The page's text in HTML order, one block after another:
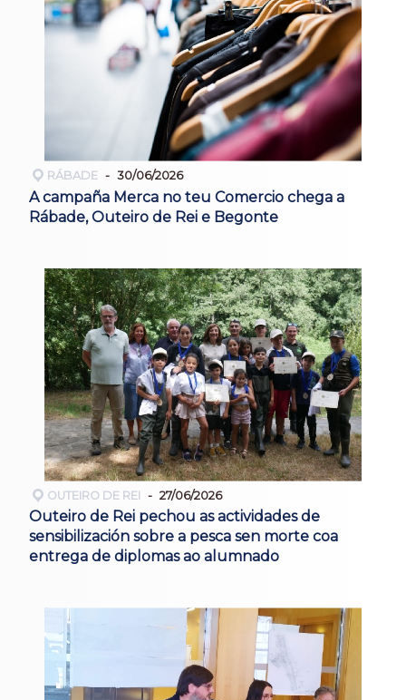
RÁBADE 30/06/2026
A campaña Merca no teu Comercio chega a
Rábade, Outeiro de Rei e Begonte
OUTEIRO DE REI 27/06/2026
Outeiro de Rei pechou as actividades de
sensibilización sobre a pesca sen morte coa
entrega de diplomas ao alumnado